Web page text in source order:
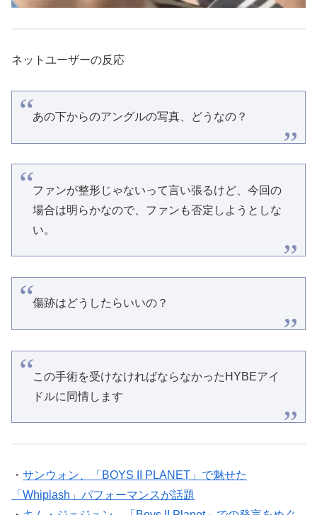
ネットユーザーの反応
あの下からのアングルの写真、どうなの？
ファンが整形じゃないって言い張るけど、今回の
場合は明らかなので、ファンも否定しようとしな
い。
傷跡はどうしたらいいの？
この手術を受けなければならなかったHYBEアイ
ドルに同情します
・ サンウォン、「BOYS II PLANET」で魅せた
「Whiplash」パフォーマンスが話題